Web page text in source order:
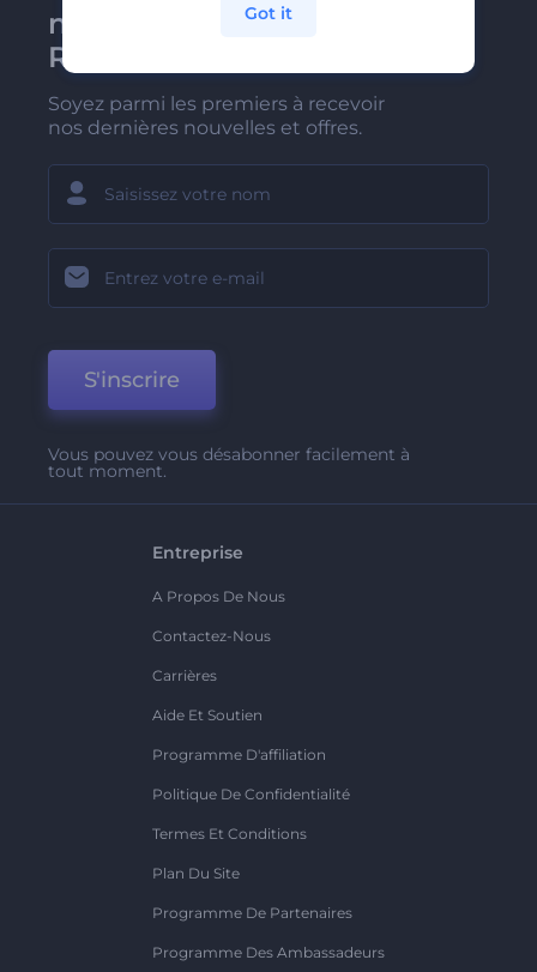
newsletter de
Renderforest
Soyez parmi les premiers à recevoir
nos dernières nouvelles et offres.
S'inscrire
Vous pouvez vous désabonner facilement à
tout moment.
Entreprise
A Propos De Nous
Contactez-Nous
Carrières
Aide Et Soutien
Programme D'affiliation
Politique De Confidentialité
Termes Et Conditions
Plan Du Site
Programme De Partenaires
Programme Des Ambassadeurs
Got it